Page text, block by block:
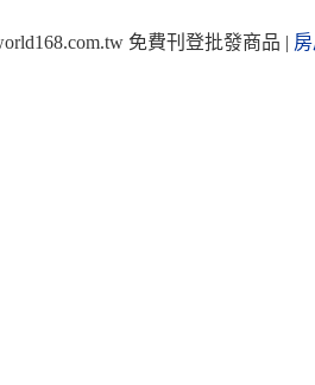
免費刊登批發商品 |